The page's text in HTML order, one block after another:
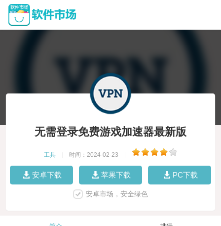
无需登录免费游戏加速器最新版
工具 时间：2024-02-23
安卓下载 苹果下载 PC下载
安卓市场，安全绿色